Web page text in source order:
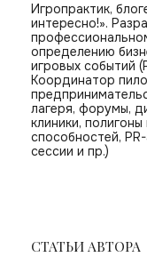
Игропрактик,
интересно!».
определению
игровых событий
Координатор
лагеря, форумы,
клиники,
способностей,
сессии и пр.)
СТАТЬИ АВТОРА